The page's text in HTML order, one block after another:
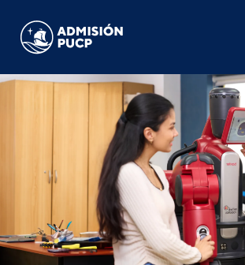
contenido
principal